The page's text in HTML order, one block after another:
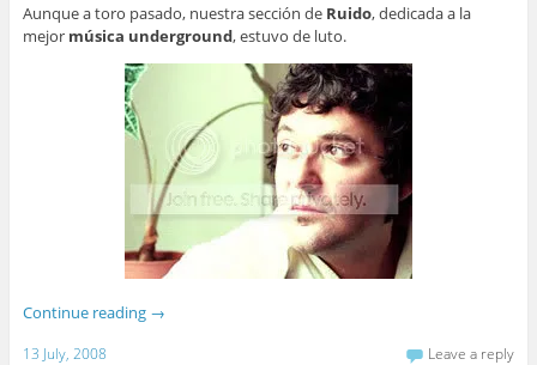
Aunque a toro pasado, nuestra sección de Ruido, dedicada a la
mejor música underground, estuvo de luto.
Continue reading →
13 July, 2008 Leave a reply